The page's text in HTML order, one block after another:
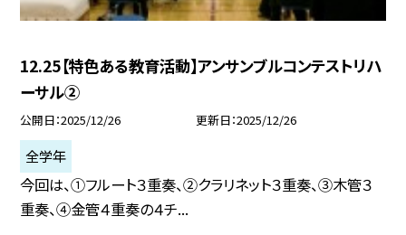
12.25【特色ある教育活動】アンサンブルコンテストリハ
ーサル②
公開日 2025/12/26 更新日 2025/12/26
全学年
今回は、①フルート３重奏、②クラリネット３重奏、③木管３
重奏、④金管４重奏の４チ...